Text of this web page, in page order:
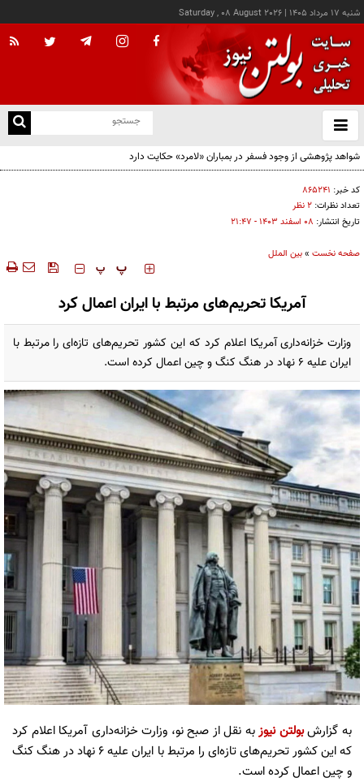
شنبه ۱۷ مرداد ۱۴۰۵ |
Saturday , 08 August 2026
باز
و
کد خبر: ۸۶۵۲۴۱
تعداد نظرات: ۲ نظر
تاریخ انتشار: ۰۸ اسفند ۱۴۰۳ - ۲۱:۴۷
صفحه نخست »بین الملل
‍‍‍ پ پ
آمریکا تحریم‌های مرتبط با ایران اعمال کرد
وزارت خزانه‌داری آمریکا اعلام کرد که این کشور تحریم‌های تازه‌ای را مرتبط با
ایران علیه ۶ نهاد در هنگ کنگ و چین اعمال کرده است.
به گزارشبولتن نیوزبه نقل از صبح نو، وزارت خزانه‌داری آمریکا اعلام کرد
که این کشور تحریم‌های تازه‌ای را مرتبط با ایران علیه ۶ نهاد در هنگ کنگ
و چین اعمال کرده است.